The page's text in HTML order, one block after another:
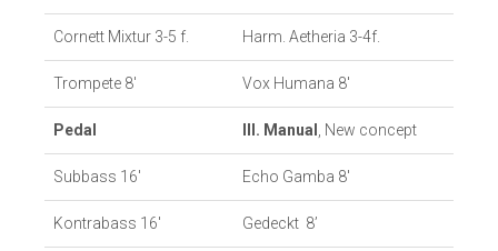
Cornett Mixtur 3-5 f. Harm. Aetheria 3-4f.
Trompete 8′ Vox Humana 8′
Pedal III. Manual , New concept
Subbass 16′ Echo Gamba 8′
Kontrabass 16′ Gedeckt 8’